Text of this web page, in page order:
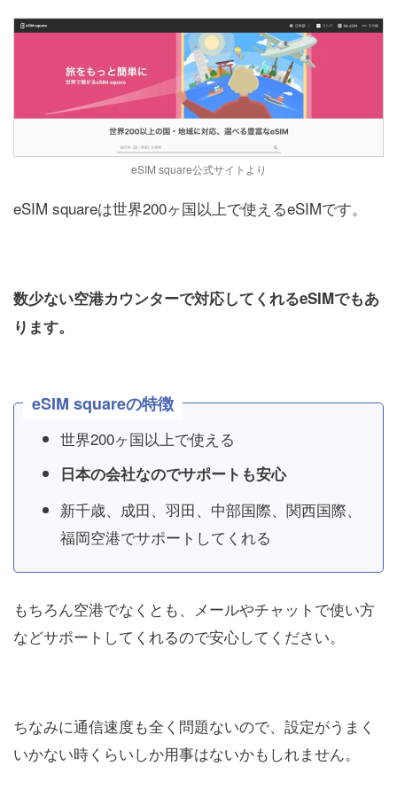
eSIM square公式サイトより
eSIM squareは世界200ヶ国以上で使えるeSIMです。
数少ない空港カウンターで対応してくれるeSIMでもあ
ります。
eSIM squareの特徴
世界200ヶ国以上で使える
日本の会社なのでサポートも安心
新千歳、成田、羽田、中部国際、関西国際、
福岡空港でサポートしてくれる
もちろん空港でなくとも、メールやチャットで使い方
などサポートしてくれるので安心してください。
ちなみに通信速度も全く問題ないので、設定がうまく
いかない時くらいしか用事はないかもしれません。